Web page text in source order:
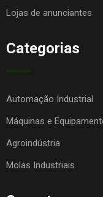
Lojas de anunciantes
Categorias
Automação Industrial
Máquinas e
Agroindústria
Molas Industriais